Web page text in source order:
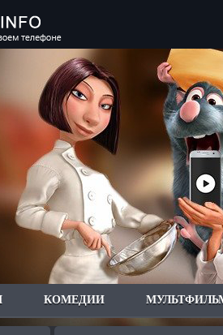
КОМЕДИИ